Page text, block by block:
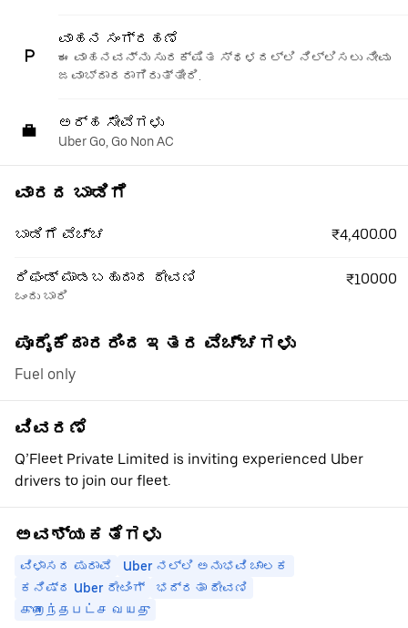
ವಾಹನ ಸಂಗ್ರಹಣೆ
ಈ ವಾಹನವನ್ನು ಸುರಕ್ಷಿತ ಸ್ಥಳದಲ್ಲಿ ನಿಲ್ಲಿಸಲು ನೀವು
ಜವಾಬ್ದಾರರಾಗಿರುತ್ತೀರಿ.
ಅರ್ಹ ಸೇವೆಗಳು
Uber Go, Go Non AC
ವಾರದ ಬಾಡಿಗೆ
ಬಾಡಿಗೆ ವೆಚ್ಚ ₹4,400.00
ರಿಫಂಡ್ ಮಾಡಬಹುದಾದ ಠೇವಣಿ
ಒಂದು ಬಾರಿ
₹10000
ಪೂರೈಕೆದಾರರಿಂದ ಇತರ ವೆಚ್ಚಗಳು
Fuel only
ವಿವರಣೆ
Q’Fleet Private Limited is inviting experienced Uber
drivers to join our fleet.
ಅವಶ್ಯಕತೆಗಳು
ವಿಳಾಸದ ಪುರಾವೆ
Uber ನಲ್ಲಿ ಅನುಭವಿ ಚಾಲಕ
ಕನಿಷ್ಠ Uber ರೇಟಿಂಗ್
ಭದ್ರತಾ ಠೇವಣಿ
குறைந்தபட்ச வயது